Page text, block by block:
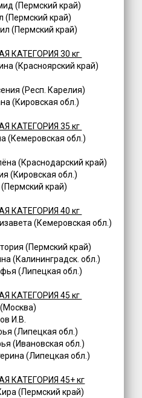
(Пермский край)
(Пермский край)
(Пермский край)
КАТЕГОРИЯ 30 кг
(Красноярский край)
(Респ. Карелия)
(Кировская обл.)
КАТЕГОРИЯ 35 кг
(Кемеровская обл.)
(Краснодарский край)
(Кировская обл.)
край)
КАТЕГОРИЯ 40 кг
(Кемеровская обл.)
(Пермский край)
(Калининградск. обл.)
(Липецкая обл.)
КАТЕГОРИЯ 45 кг
И.В.
(Липецкая обл.)
(Ивановская обл.)
(Липецкая обл.)
КАТЕГОРИЯ 45+ кг
(Пермский край)